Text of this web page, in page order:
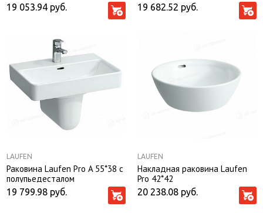
19 053.94 руб. 19 682.52 руб.
LAUFEN
Раковина Laufen Рro A 55*38 с
полупьедесталом
19 799.98 руб.
LAUFEN
Накладная раковина Laufen
Pro 42*42
20 238.08 руб.